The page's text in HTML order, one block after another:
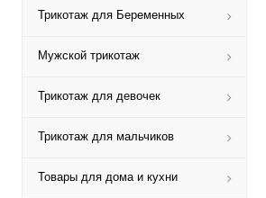
Трикотаж для Беременных
Мужской трикотаж
Трикотаж для девочек
Трикотаж для мальчиков
Товары для дома и кухни